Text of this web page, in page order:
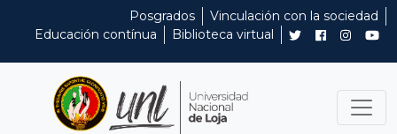
Posgrados
Vinculación con la sociedad
Educación contínua
Biblioteca virtual